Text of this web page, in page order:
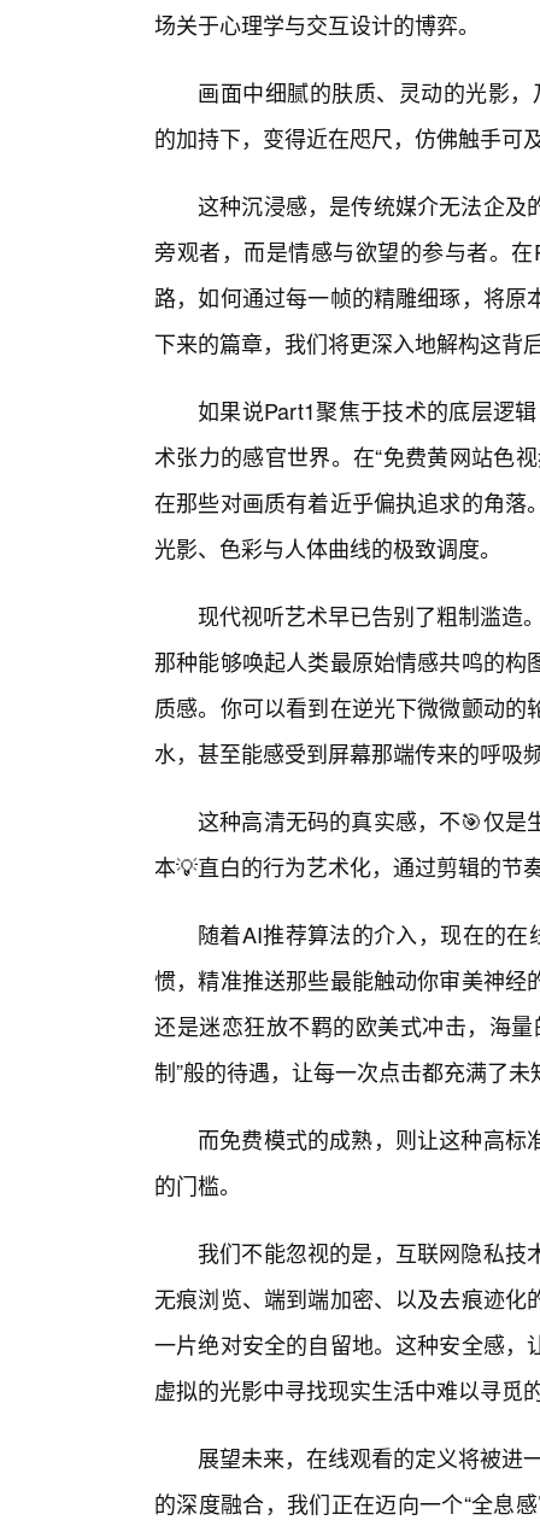
场关于心理学与交互设计的博弈。
画面中细腻的肤质、灵动的光影
的加持下，变得近在咫尺，仿佛触手可
这种沉浸感，是传统媒介无法企及
旁观者，而是情感与欲望的参与者。
路，如何通过每一帧的精雕细琢，将
下来的篇章，我们将更深入地解构这背
如果说Part1聚焦于技术的底层逻
术张力的感官世界。在“免费黄网站色
在那些对画质有着近乎偏执追求的角
光影、色彩与人体曲线的极致调度。
现代视听艺术早已告别了粗制滥造
那种能够唤起人类最原始情感共鸣的
质感。你可以看到在逆光下微微颤动
水，甚至能感受到屏幕那端传来的呼吸
这种高清无码的真实感，不🎯仅是
本💡直白的行为艺术化，通过剪辑的节
随着AI推荐算法的介入，现在的在
惯，精准推送那些最能触动你审美神
还是迷恋狂放不羁的欧美式冲击，海
制”般的待遇，让每一次点击都充满了未
而免费模式的成熟，则让这种高
的门槛。
我们不能忽视的是，互联网隐私
无痕浏览、端到端加密、以及去痕迹
一片绝对安全的自留地。这种安全感
虚拟的光影中寻找现实生活中难以寻觅
展望未来，在线观看的定义将被进
的深度融合，我们正在迈向一个“全息